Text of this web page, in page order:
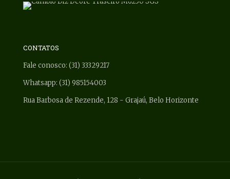
CONTATOS
Fale conosco: (31) 33329217
Whatsapp: (31) 985154003
Rua Barbosa de Rezende, 128 - Grajaú, Belo Horizonte